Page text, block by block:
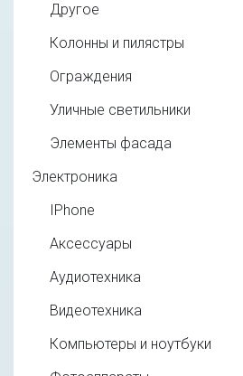
Другое
Колонны и пилястры
Ограждения
Уличные светильники
Элементы фасада
Электроника
IPhone
Аксессуары
Аудиотехника
Видеотехника
Компьютеры и ноутбуки